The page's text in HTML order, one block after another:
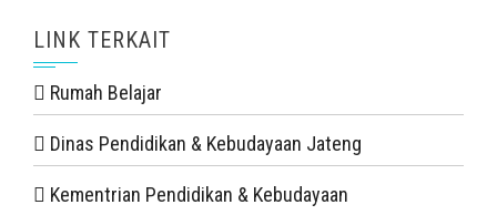
LINK TERKAIT
Rumah Belajar
Dinas Pendidikan & Kebudayaan Jateng
Kementrian Pendidikan & Kebudayaan